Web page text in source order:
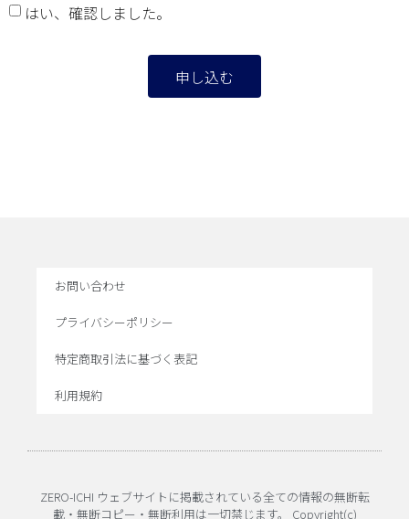
はい、確認しました。
申し込む
お問い合わせ
プライバシーポリシー
特定商取引法に基づく表記
利用規約
ZERO-ICHI ウェブサイトに掲載されている全ての情報の無断転
載・無断コピー・無断利用は一切禁じます。 Copyright(c)